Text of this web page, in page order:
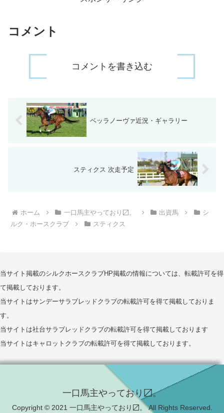
コメント
コメントを書き込む
ベッラノーヴァ近況・ギャラリー
スティクス 次走予定
ホーム 一口馬主やっており〼。 出資馬
シ
ルク・ホースクラブ
スティクス
当サイト掲載のシルクホースクラブHP掲載の情報については、転載許可を得
て掲載しております。
当サイトはサンデーサラブレッドクラブの転載許可を得て掲載しておりま
す。
当サイトは社台サラブレッドクラブの転載許可を得て掲載しております
当サイトはキャロットクラブの転載許可を得て掲載しております。
一口馬主やっており〼。
Copyright © 2021 一口馬主やっており〼。 All Rights Reserved.